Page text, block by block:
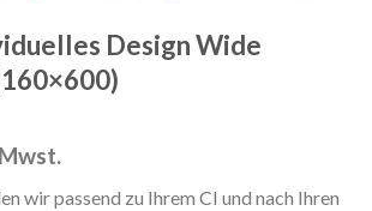
Design Wide
wir passend zu Ihrem CI und nach Ihren